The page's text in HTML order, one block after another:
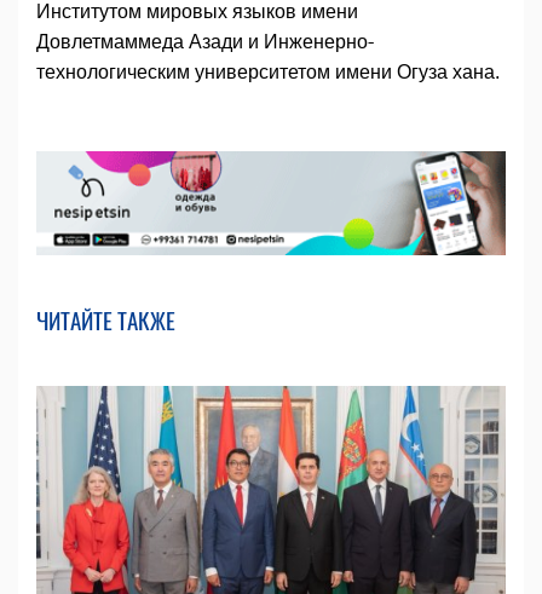
Институтом мировых языков имени
Довлетмаммеда Азади и Инженерно-
технологическим университетом имени Огуза хана.
ЧИТАЙТЕ ТАКЖЕ